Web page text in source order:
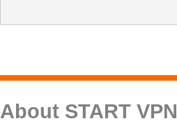
About START VPN